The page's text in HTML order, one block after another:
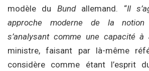
modèle du Bundallemand. “Il
approche moderne de la notion
s’analysant comme une capacité à
ministre, faisant par là-même
considère comme étant l’esprit